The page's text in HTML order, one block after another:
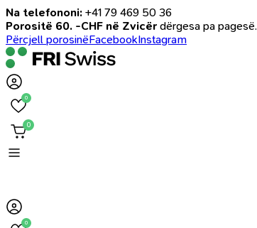
Na telefononi: +41 79 469 50 36
Porositë 60. -CHF në Zvicër dërgesa pa pagesë.
Përcjell porosinëFacebookInstagram
0
0
0